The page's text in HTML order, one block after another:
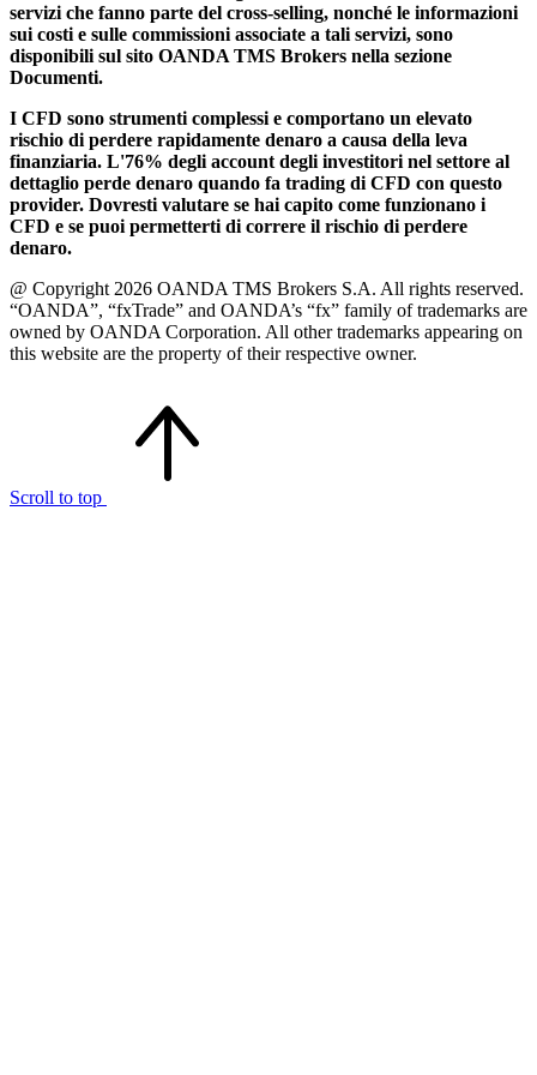
servizi che fanno parte del cross-selling, nonché le informazioni
sui costi e sulle commissioni associate a tali servizi, sono
disponibili sul sito OANDA TMS Brokers nella sezione
Documenti.
I CFD sono strumenti complessi e comportano un elevato
rischio di perdere rapidamente denaro a causa della leva
finanziaria. L'76% degli account degli investitori nel settore al
dettaglio perde denaro quando fa trading di CFD con questo
provider. Dovresti valutare se hai capito come funzionano i
CFD e se puoi permetterti di correre il rischio di perdere
denaro.
@ Copyright 2026 OANDA TMS Brokers S.A. All rights reserved.
“OANDA”, “fxTrade” and OANDA’s “fx” family of trademarks are
owned by OANDA Corporation. All other trademarks appearing on
this website are the property of their respective owner.
Scroll to top